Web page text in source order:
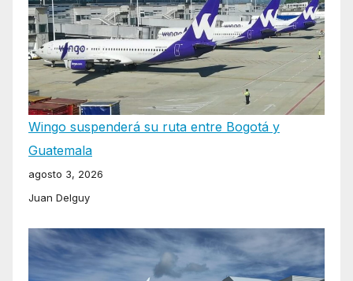
Wingo suspenderá su ruta entre Bogotá y
Guatemala
agosto 3, 2026
Juan Delguy